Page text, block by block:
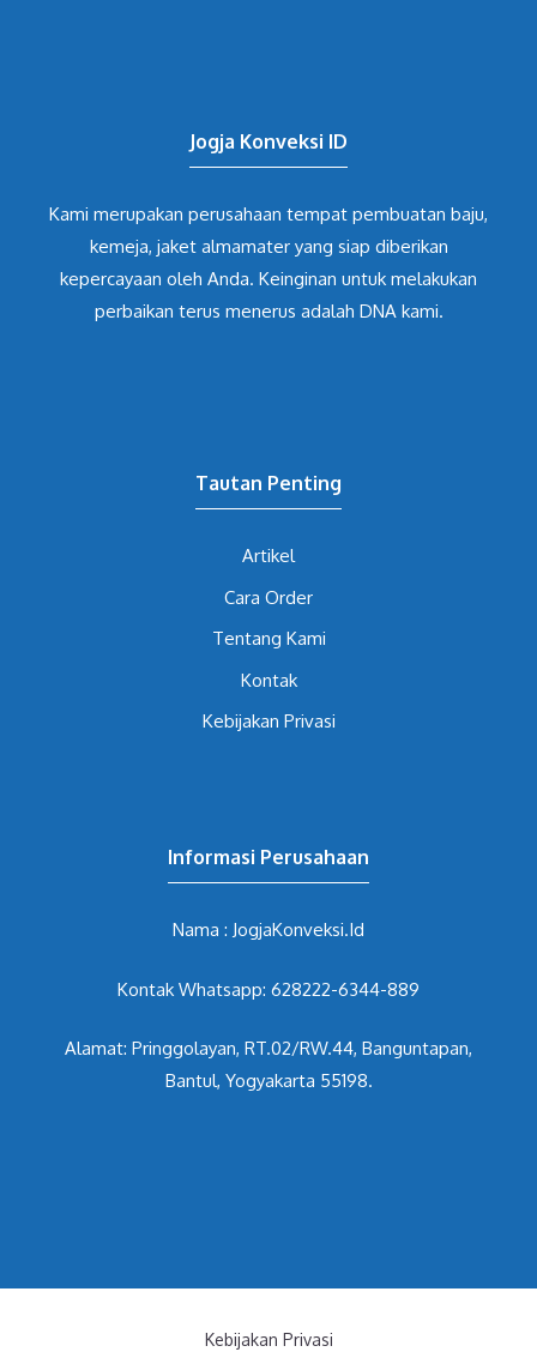
Jogja Konveksi ID
Kami merupakan perusahaan tempat pembuatan baju,
kemeja, jaket almamater yang siap diberikan
kepercayaan oleh Anda. Keinginan untuk melakukan
perbaikan terus menerus adalah DNA kami.
Tautan Penting
Artikel
Cara Order
Tentang Kami
Kontak
Kebijakan Privasi
Informasi Perusahaan
Nama : JogjaKonveksi.Id
Kontak Whatsapp: 628222-6344-889
Alamat: Pringgolayan, RT.02/RW.44, Banguntapan,
Bantul, Yogyakarta 55198.
Kebijakan Privasi